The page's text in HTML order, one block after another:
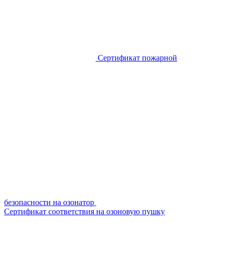
Сертификат пожарной
безопасности на озонатор
Сертификат соответствия на озоновую пушку